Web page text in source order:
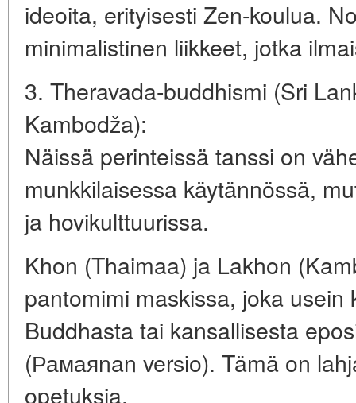
ideoita, erityisesti Zen-koulua.
minimalistinen liikkeet, jotka
3. Theravada-buddhismi (Sri
Kambodža):
Näissä perinteissä tanssi on
munkkilaisessa käytännössä,
ja hovikulttuurissa.
Khon (Thaimaa) ja Lakhon
pantomimi maskissa, joka
Buddhasta tai kansallisesta
(Рамаяnan versio). Tämä on
opetuksia.